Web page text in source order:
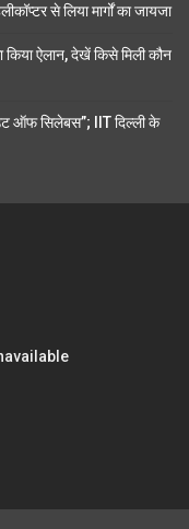
से लिया मार्गों का जायजा
किया ऐलान, देखें किसे मिली कौन
ऑफ सिलेबस”; IIT दिल्ली के